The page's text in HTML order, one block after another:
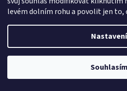
levém dolním rohu a povolit jen to,
Nastavení
Souhlasím
republice.